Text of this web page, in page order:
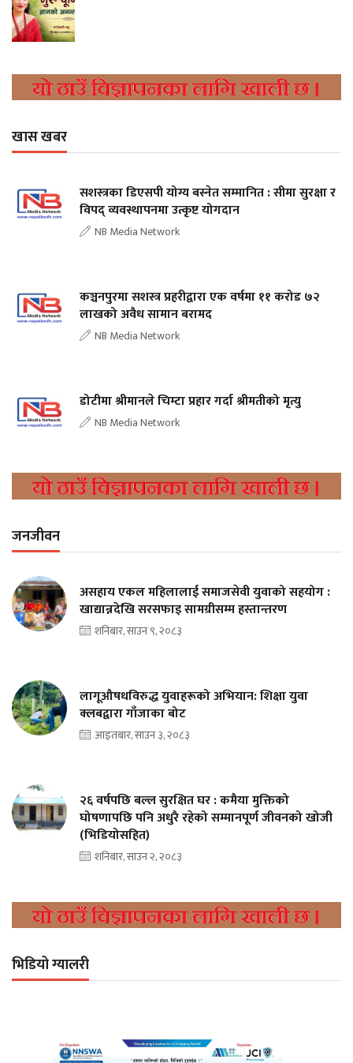
खास खबर
सशस्त्रका डिएसपी योग्य बस्नेत सम्मानित : सीमा सुरक्षा र
विपद् व्यवस्थापनमा उत्कृष्ट योगदान
NB Media Network
कञ्चनपुरमा सशस्त्र प्रहरीद्वारा एक वर्षमा ११ करोड ७२
लाखको अवैध सामान बरामद
NB Media Network
डोटीमा श्रीमानले चिम्टा प्रहार गर्दा श्रीमतीको मृत्यु
NB Media Network
जनजीवन
असहाय एकल महिलालाई समाजसेवी युवाको सहयोग :
खाद्यान्नदेखि सरसफाइ सामग्रीसम्म हस्तान्तरण
शनिबार, साउन ९, २०८३
लागूऔषधविरुद्ध युवाहरूको अभियान: शिक्षा युवा
क्लबद्वारा गाँजाका बोट
आइतबार, साउन ३, २०८३
२६ वर्षपछि बल्ल सुरक्षित घर : कमैया मुक्तिको
घोषणापछि पनि अधुरै रहेको सम्मानपूर्ण जीवनको खोजी
(भिडियोसहित)
शनिबार, साउन २, २०८३
भिडियो ग्यालरी